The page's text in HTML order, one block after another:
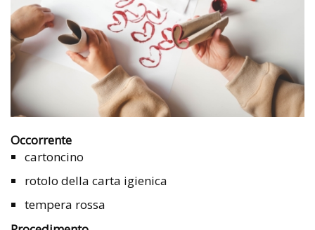
Occorrente
cartoncino
rotolo della carta igienica
tempera rossa